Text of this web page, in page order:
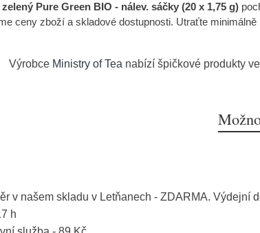
Pure Green BIO - nálev. sáčky (20 x 1,75 g)
ceny zboží a skladové dostupnosti. Utraťte
Výrobce Ministry of Tea nabízí špičkové produkty
v našem skladu v Letňanech - ZDARMA. Výdejní
h